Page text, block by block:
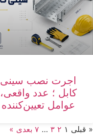
اجرت نصب سینی
کابل ؛ عدد واقعی،
عوامل تعیین‌کننده
« قبلی ۱ ۲ ۳ … ۷ بعدی »